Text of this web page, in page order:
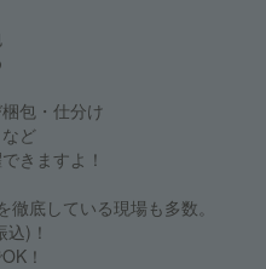
包・仕分け
ど
きますよ！
底している現場も多数。
)！
！